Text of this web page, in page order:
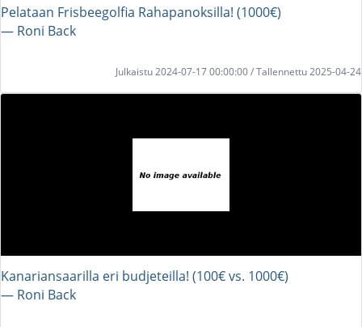
Pelataan Frisbeegolfia Rahapanoksilla! (1000€)
― Roni Back
Julkaistu 2024-07-17 00:00:00 / Tallennettu 2025-04-24
Kanariansaarilla eri budjeteilla! (100€ vs. 1000€)
― Roni Back